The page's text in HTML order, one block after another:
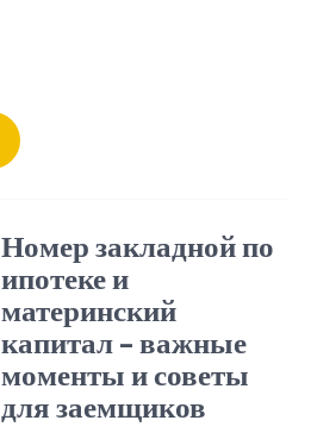
Номер закладной по
ипотеке и
материнский
капитал – важные
моменты и советы
для заемщиков